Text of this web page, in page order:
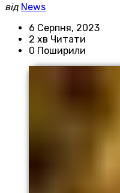
від News
6 Серпня, 2023
2 хв Читати
0 Поширили